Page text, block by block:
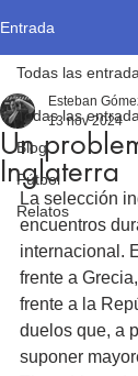
Entrada
Todas las
Blog
Fútbol
Relatos
Todas las
Un
Inglaterra
Esteban
13 nov 2024
La selección
encuentros
internacional.
frente a
frente a la
duelos que, a
suponer